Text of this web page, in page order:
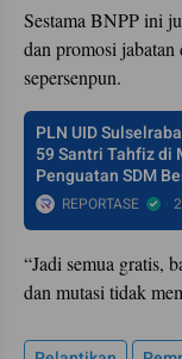
Sestama BNPP ini
dan promosi
sepersenpun.
PLN UID
59 Santri Tahfiz di
Penguatan SDM
REPORTASE
“Jadi semua gratis,
dan mutasi tidak